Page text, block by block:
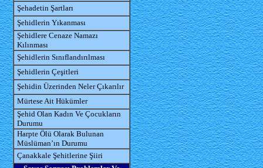
Şehadetin Şartları
Şehidlerin Yıkanması
Şehidlere Cenaze Namazı
Kılınması
Şehidlerin Sınıflandırılması
Şehidlerin Çeşitleri
Şehidin Üzerinden Neler Çıkarılır
Mürtese Ait Hükümler
Şehid Olan Kadın Ve Çocukların
Durumu
Harpte Ölü Olarak Bulunan
Müslüman’ın Durumu
Çanakkale Şehitlerine Şiiri